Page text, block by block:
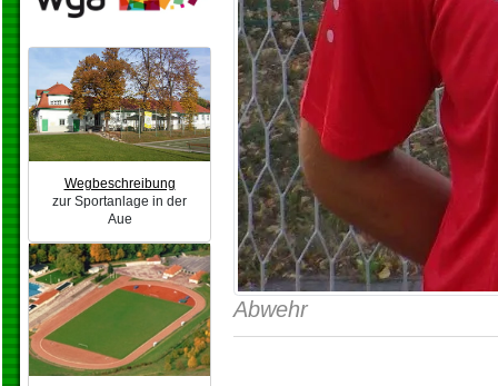
Wegbeschreibung
zur Sportanlage in der
Aue
Abwehr